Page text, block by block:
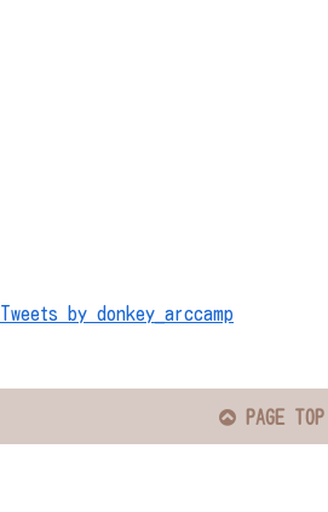
Tweets by donkey_arccamp
PAGE TOP